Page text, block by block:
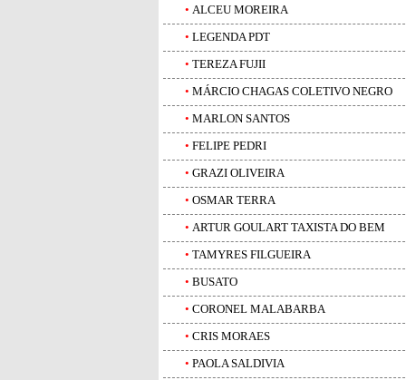
• ALCEU MOREIRA
• LEGENDA PDT
• TEREZA FUJII
• MÁRCIO CHAGAS COLETIVO NEGRO
• MARLON SANTOS
• FELIPE PEDRI
• GRAZI OLIVEIRA
• OSMAR TERRA
• ARTUR GOULART TAXISTA DO BEM
• TAMYRES FILGUEIRA
• BUSATO
• CORONEL MALABARBA
• CRIS MORAES
• PAOLA SALDIVIA